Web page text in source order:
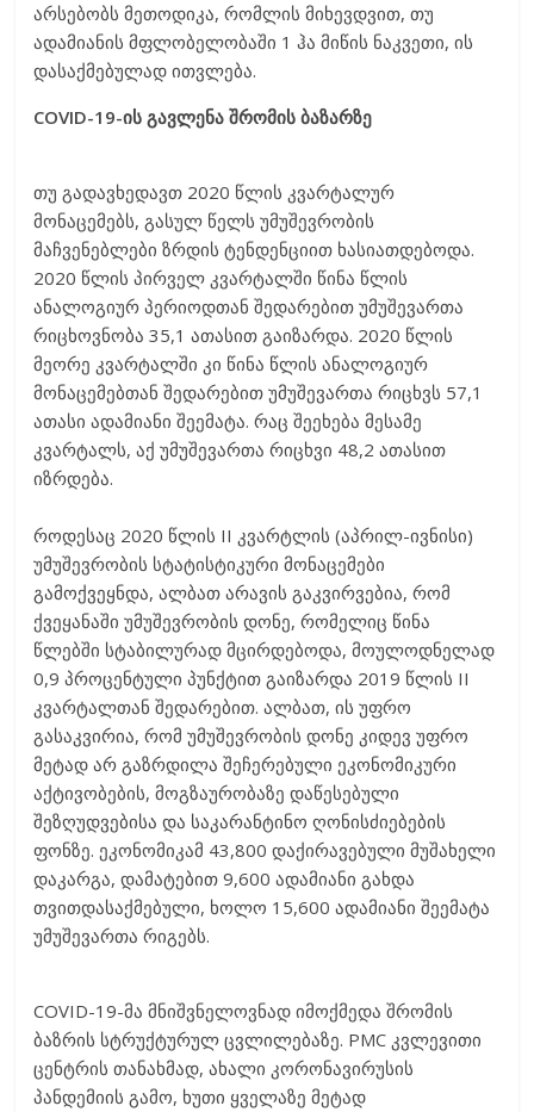
არსებობს მეთოდიკა, რომლის მიხევდვით, თუ
ადამიანის მფლობელობაში 1 ჰა მიწის ნაკვეთი, ის
დასაქმებულად ითვლება.
COVID-19-ის გავლენა შრომის ბაზარზე
თუ გადავხედავთ 2020 წლის კვარტალურ
მონაცემებს, გასულ წელს უმუშევრობის
მაჩვენებლები ზრდის ტენდენციით ხასიათდებოდა.
2020 წლის პირველ კვარტალში წინა წლის
ანალოგიურ პერიოდთან შედარებით უმუშევართა
რიცხოვნობა 35,1 ათასით გაიზარდა. 2020 წლის
მეორე კვარტალში კი წინა წლის ანალოგიურ
მონაცემებთან შედარებით უმუშევართა რიცხვს 57,1
ათასი ადამიანი შეემატა. რაც შეეხება მესამე
კვარტალს, აქ უმუშევართა რიცხვი 48,2 ათასით
იზრდება.
როდესაც 2020 წლის II კვარტლის (აპრილ-ივნისი)
უმუშევრობის სტატისტიკური მონაცემები
გამოქვეყნდა, ალბათ არავის გაკვირვებია, რომ
ქვეყანაში უმუშევრობის დონე, რომელიც წინა
წლებში სტაბილურად მცირდებოდა, მოულოდნელად
0,9 პროცენტული პუნქტით გაიზარდა 2019 წლის II
კვარტალთან შედარებით. ალბათ, ის უფრო
გასაკვირია, რომ უმუშევრობის დონე კიდევ უფრო
მეტად არ გაზრდილა შეჩერებული ეკონომიკური
აქტივობების, მოგზაურობაზე დაწესებული
შეზღუდვებისა და საკარანტინო ღონისძიებების
ფონზე. ეკონომიკამ 43,800 დაქირავებული მუშახელი
დაკარგა, დამატებით 9,600 ადამიანი გახდა
თვითდასაქმებული, ხოლო 15,600 ადამიანი შეემატა
უმუშევართა რიგებს.
COVID-19-მა მნიშვნელოვნად იმოქმედა შრომის
ბაზრის სტრუქტურულ ცვლილებაზე. PMC კვლევითი
ცენტრის თანახმად, ახალი კორონავირუსის
პანდემიის გამო, ხუთი ყველაზე მეტად